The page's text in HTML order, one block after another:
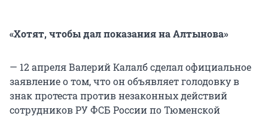
«Хотят, чтобы дал показания на Алтынова»
— 12 апреля Валерий Калалб сделал официальное
заявление о том, что он объявляет голодовку в
знак протеста против незаконных действий
сотрудников РУ ФСБ России по Тюменской